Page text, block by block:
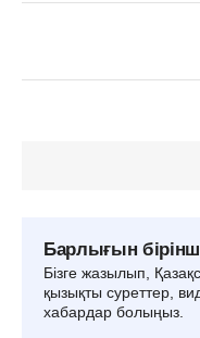
Барлығын
Бізге жазылып,
қызықты суреттер,
хабардар болыңыз.